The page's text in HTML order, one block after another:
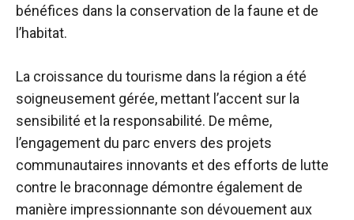
bénéfices dans la conservation de la faune et de
l’habitat.
La croissance du tourisme dans la région a été
soigneusement gérée, mettant l’accent sur la
sensibilité et la responsabilité. De même,
l’engagement du parc envers des projets
communautaires innovants et des efforts de lutte
contre le braconnage démontre également de
manière impressionnante son dévouement aux